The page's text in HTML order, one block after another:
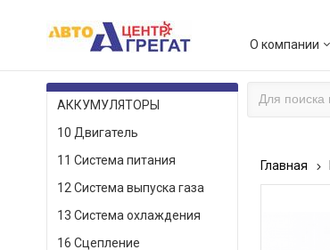
О компании
КАТАЛОГ ТОВАРОВ
АККУМУЛЯТОРЫ
10 Двигатель
11 Система питания
12 Система выпуска газа
13 Система охлаждения
16 Сцепление
Главная